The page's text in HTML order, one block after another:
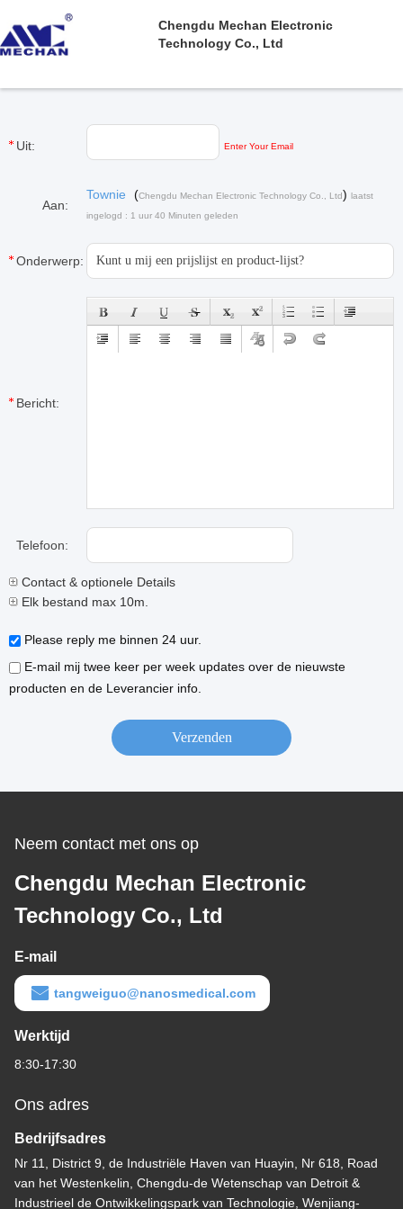
Chengdu Mechan Electronic
Technology Co., Ltd
Uit: Enter Your Email
Aan:
Townie (Chengdu Mechan Electronic Technology Co., Ltd) laatst
ingelogd : 1 uur 40 Minuten geleden
Onderwerp:
Bericht:
Telefoon:
Contact & optionele Details
Elk bestand max 10m.
Please reply me binnen 24 uur.
E-mail mij twee keer per week updates over de nieuwste
producten en de Leverancier info.
Neem contact met ons op
Chengdu Mechan Electronic
Technology Co., Ltd
E-mail
tangweiguo@nanosmedical.com
Werktijd
8:30-17:30
Ons adres
Bedrijfsadres
Nr 11, District 9, de Industriële Haven van Huayin, Nr 618, Road
van het Westenkelin, Chengdu-de Wetenschap van Detroit &
Industrieel de Ontwikkelingspark van Technologie, Wenjiang-